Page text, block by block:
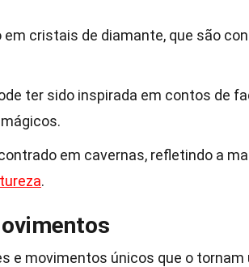
em cristais de diamante, que são
ter sido inspirada em contos de
em cavernas, refletindo a
.
e movimentos únicos que o